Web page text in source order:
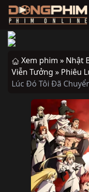
Xem phim » Nhật
Viễn Tưởng » Phiêu
Lúc Đó Tôi Đã